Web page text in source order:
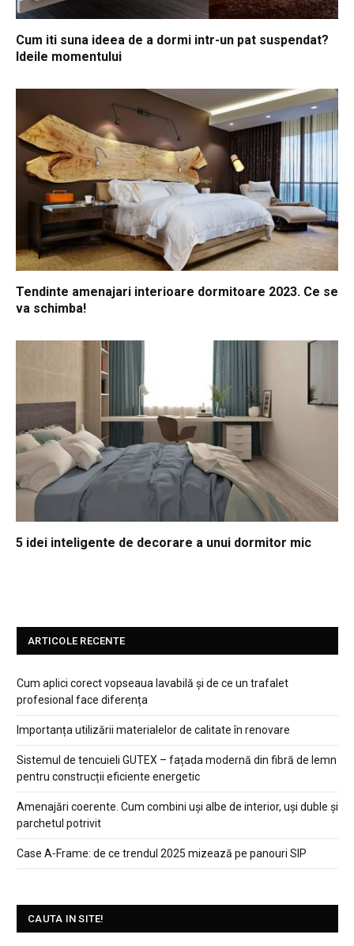
Cum iti suna ideea de a dormi intr-un pat suspendat?
Ideile momentului
Tendinte amenajari interioare dormitoare 2023. Ce se
va schimba!
5 idei inteligente de decorare a unui dormitor mic
ARTICOLE RECENTE
Cum aplici corect vopseaua lavabilă și de ce un trafalet
profesional face diferența
Importanța utilizării materialelor de calitate în renovare
Sistemul de tencuieli GUTEX – fațada modernă din fibră de lemn
pentru construcții eficiente energetic
Amenajări coerente. Cum combini uși albe de interior, uși duble și
parchetul potrivit
Case A‑Frame: de ce trendul 2025 mizează pe panouri SIP
CAUTA IN SITE!